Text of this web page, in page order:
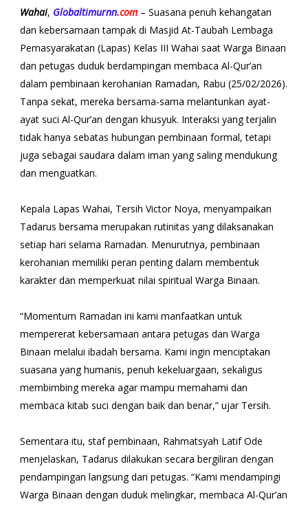
Wahai, Globaltimurnn.com – Suasana penuh kehangatan
dan kebersamaan tampak di Masjid At-Taubah Lembaga
Pemasyarakatan (Lapas) Kelas III Wahai saat Warga Binaan
dan petugas duduk berdampingan membaca Al-Qur’an
dalam pembinaan kerohanian Ramadan, Rabu (25/02/2026).
Tanpa sekat, mereka bersama-sama melantunkan ayat-
ayat suci Al-Qur’an dengan khusyuk. Interaksi yang terjalin
tidak hanya sebatas hubungan pembinaan formal, tetapi
juga sebagai saudara dalam iman yang saling mendukung
dan menguatkan.
Kepala Lapas Wahai, Tersih Victor Noya, menyampaikan
Tadarus bersama merupakan rutinitas yang dilaksanakan
setiap hari selama Ramadan. Menurutnya, pembinaan
kerohanian memiliki peran penting dalam membentuk
karakter dan memperkuat nilai spiritual Warga Binaan.
“Momentum Ramadan ini kami manfaatkan untuk
mempererat kebersamaan antara petugas dan Warga
Binaan melalui ibadah bersama. Kami ingin menciptakan
suasana yang humanis, penuh kekeluargaan, sekaligus
membimbing mereka agar mampu memahami dan
membaca kitab suci dengan baik dan benar,” ujar Tersih.
Sementara itu, staf pembinaan, Rahmatsyah Latif Ode
menjelaskan, Tadarus dilakukan secara bergiliran dengan
pendampingan langsung dari petugas. “Kami mendampingi
Warga Binaan dengan duduk melingkar, membaca Al-Qur’an